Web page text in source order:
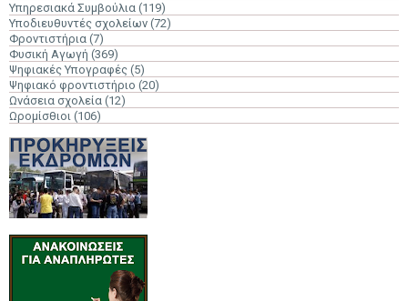
Υπηρεσιακά Συμβούλια (119)
Υποδιευθυντές σχολείων (72)
Φροντιστήρια (7)
Φυσική Αγωγή (369)
Ψηφιακές Υπογραφές (5)
Ψηφιακό φροντιστήριο (20)
Ωνάσεια σχολεία (12)
Ωρομίσθιοι (106)